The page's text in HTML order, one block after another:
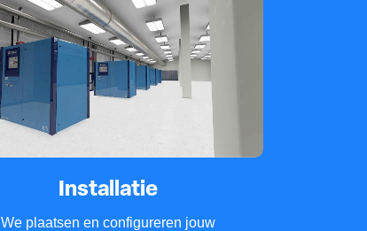
Installatie
We plaatsen en configureren jouw